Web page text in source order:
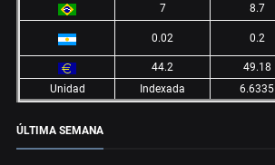
7 8.7
0.02 0.2
44.2
49.18
Unidad
Indexada 6.6335
ÚLTIMA SEMANA